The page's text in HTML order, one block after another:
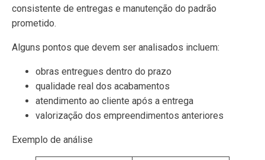
consistente de entregas e manutenção do padrão
prometido.
Alguns pontos que devem ser analisados incluem:
obras entregues dentro do prazo
qualidade real dos acabamentos
atendimento ao cliente após a entrega
valorização dos empreendimentos anteriores
Exemplo de análise